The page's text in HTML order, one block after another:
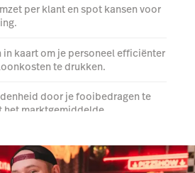
per klant en spot kansen voor
in kaart om je personeel efficiënter
te drukken.
door je fooibedragen te
het marktgemiddelde.
een demo